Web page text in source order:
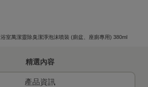
浴室萬潔靈除臭潔淨泡沫噴裝 (廁盆、座廁專用) 380ml
精選內容
產品資訊